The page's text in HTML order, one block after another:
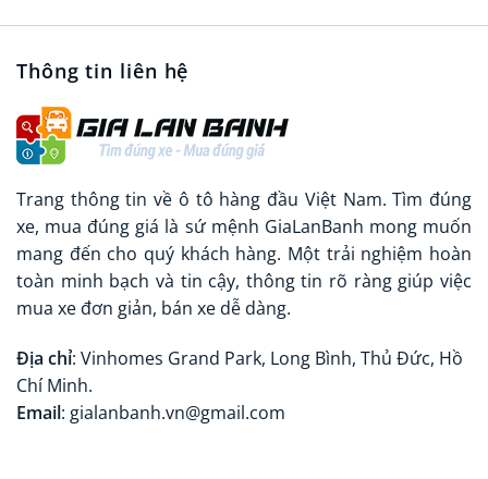
Thông tin liên hệ
Trang thông tin về ô tô hàng đầu Việt Nam. Tìm đúng
xe, mua đúng giá là sứ mệnh GiaLanBanh mong muốn
mang đến cho quý khách hàng. Một trải nghiệm hoàn
toàn minh bạch và tin cậy, thông tin rõ ràng giúp việc
mua xe đơn giản, bán xe dễ dàng.
Địa chỉ: Vinhomes Grand Park, Long Bình, Thủ Đức, Hồ
Chí Minh.
Email: gialanbanh.vn@gmail.com